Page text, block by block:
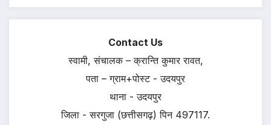
Contact Us
स्वामी, संचालक – क्रान्ति कुमार रावत,
पता – ग्राम+पोस्ट - उदयपुर
थाना - उदयपुर
जिला - सरगुजा (छत्तीसगढ़) पिन 497117.